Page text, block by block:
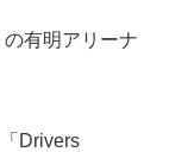
有明アリーナ
Drivers